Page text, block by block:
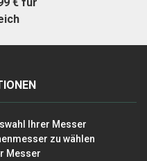
Ihrer Messer
zu wählen
Messer